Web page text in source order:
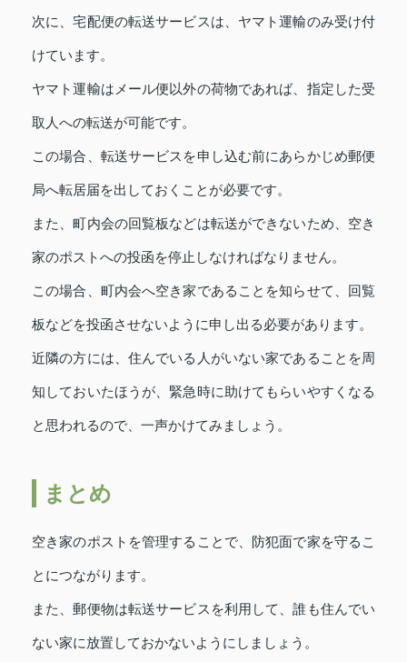
次に、宅配便の転送サービスは、ヤマト運輸のみ受け付
けています。
ヤマト運輸はメール便以外の荷物であれば、指定した受
取人への転送が可能です。
この場合、転送サービスを申し込む前にあらかじめ郵便
局へ転居届を出しておくことが必要です。
また、町内会の回覧板などは転送ができないため、空き
家のポストへの投函を停止しなければなりません。
この場合、町内会へ空き家であることを知らせて、回覧
板などを投函させないように申し出る必要があります。
近隣の方には、住んでいる人がいない家であることを周
知しておいたほうが、緊急時に助けてもらいやすくなる
と思われるので、一声かけてみましょう。
まとめ
空き家のポストを管理することで、防犯面で家を守るこ
とにつながります。
また、郵便物は転送サービスを利用して、誰も住んでい
ない家に放置しておかないようにしましょう。